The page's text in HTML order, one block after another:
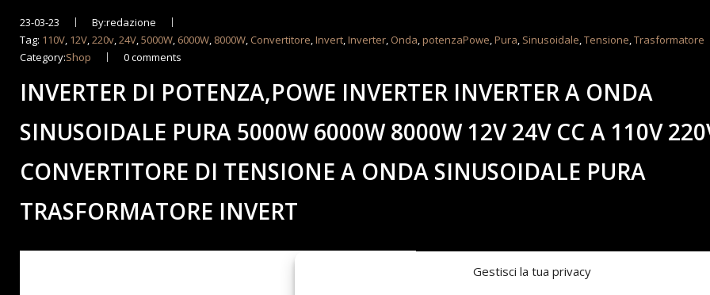
Gestisci la tua privacy
23-03-23
By:redazione
Tag: 110V, 12V,220v,24V,5000W, 6000W, 8000W, Convertitore,Invert,Inverter, Onda,potenzaPowe,Pura, Sinusoidale,Tensione,Trasformatore
Category:Shop 0 comments
INVERTER DI POTENZA,POWE INVERTER INVERTER A ONDA
SINUSOIDALE PURA 5000W 6000W 8000W 12V 24V CC A 110V
CONVERTITORE DI TENSIONE A ONDA SINUSOIDALE PURA
TRASFORMATORE INVERT